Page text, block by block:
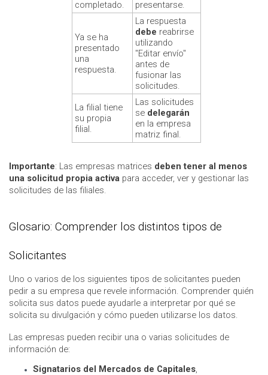
completado. presentarse.
Ya se ha
presentado
una
respuesta.
La respuesta
debe reabrirse
utilizando
"Editar envío"
antes de
fusionar las
solicitudes.
La filial tiene
su propia
filial.
Las solicitudes
se delegarán
en la empresa
matriz final.
Importante: Las empresas matrices deben tener al menos
una solicitud propia activa para acceder, ver y gestionar las
solicitudes de las filiales.
Glosario: Comprender los distintos tipos de
Solicitantes
Uno o varios de los siguientes tipos de solicitantes pueden
pedir a su empresa que revele información. Comprender quién
solicita sus datos puede ayudarle a interpretar por qué se
solicita su divulgación y cómo pueden utilizarse los datos.
Las empresas pueden recibir una o varias solicitudes de
información de:
Signatarios del Mercados de Capitales,